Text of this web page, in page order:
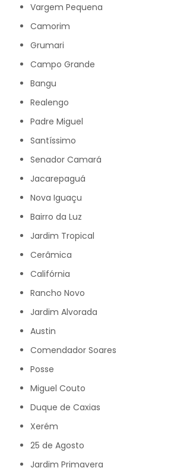
Vargem Pequena
Camorim
Grumari
Campo Grande
Bangu
Realengo
Padre Miguel
Santíssimo
Senador Camará
Jacarepaguá
Nova Iguaçu
Bairro da Luz
Jardim Tropical
Cerâmica
Califórnia
Rancho Novo
Jardim Alvorada
Austin
Comendador Soares
Posse
Miguel Couto
Duque de Caxias
Xerém
25 de Agosto
Jardim Primavera